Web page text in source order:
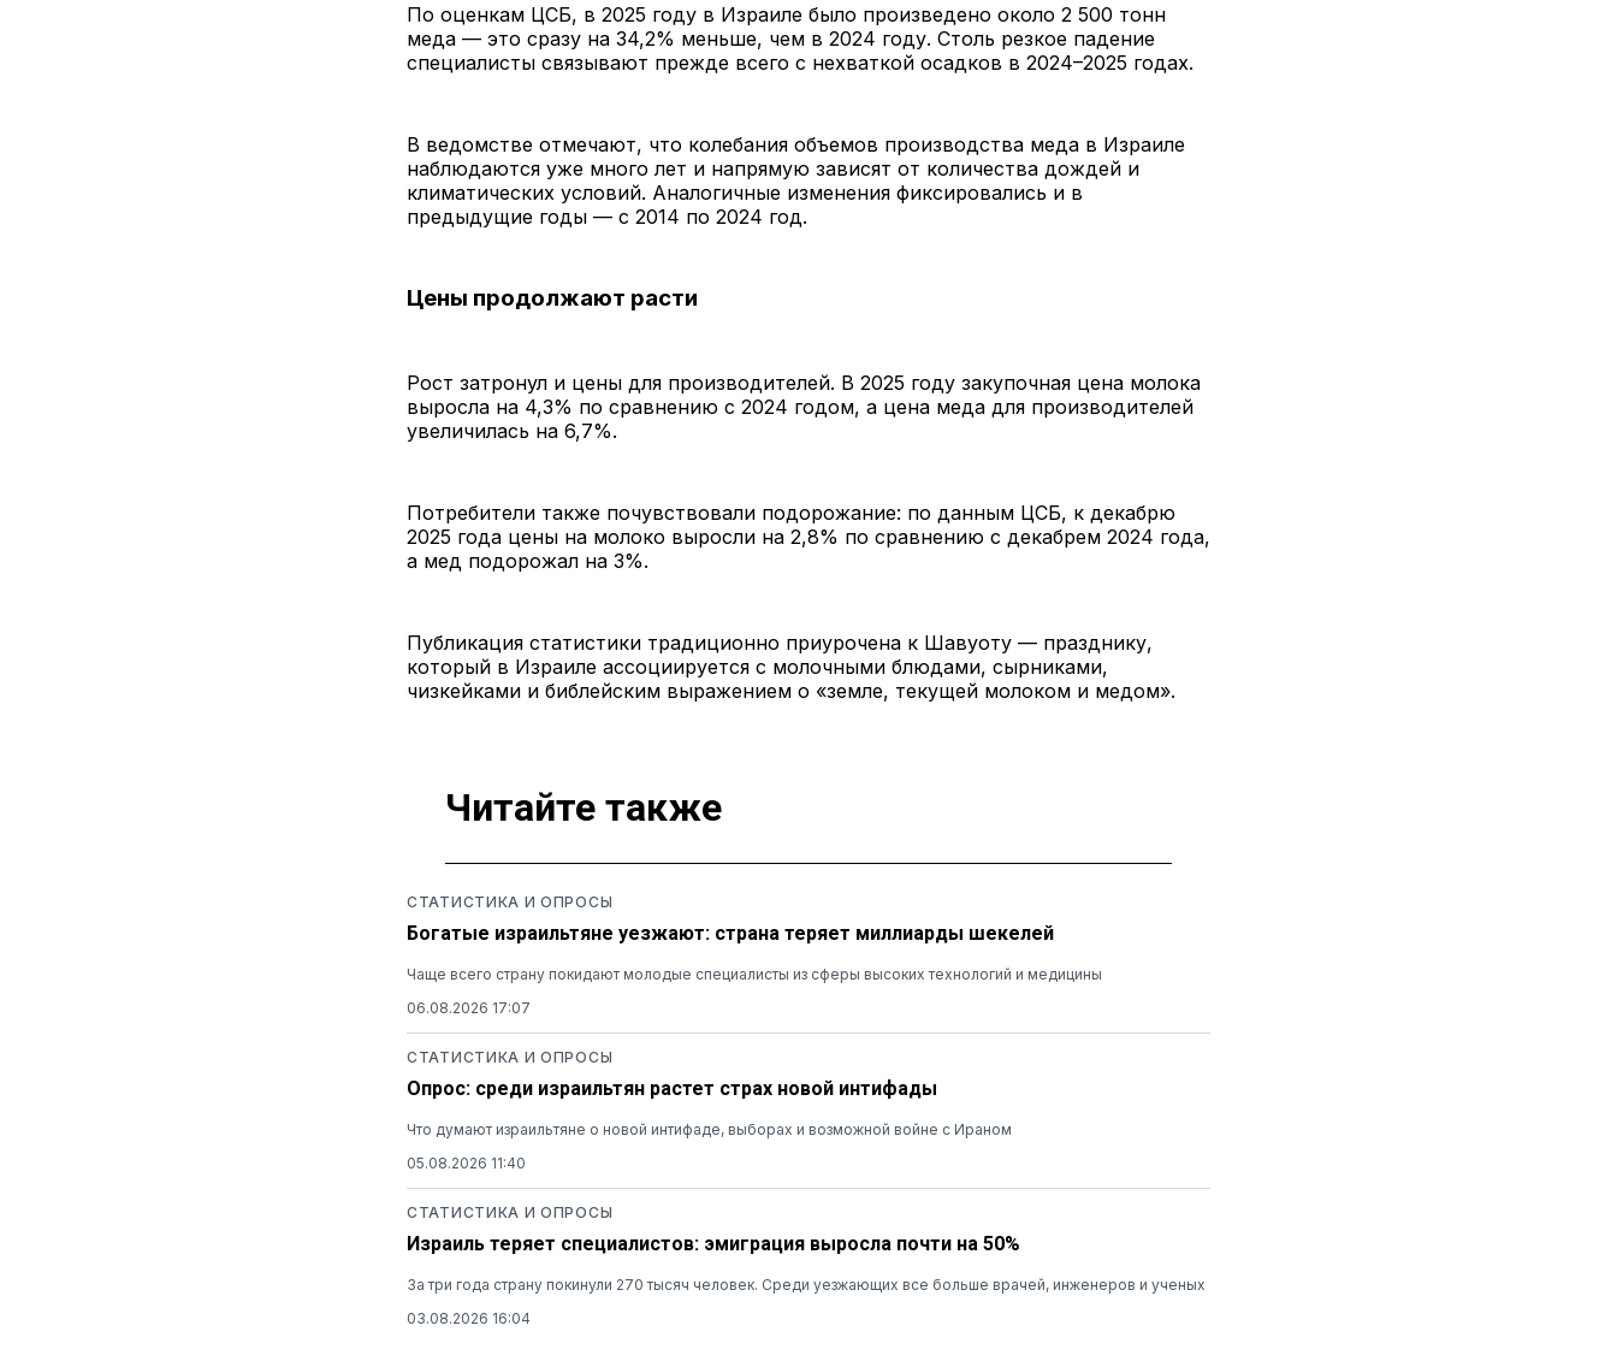
По оценкам ЦСБ, в 2025 году в Израиле было произведено около 2 500 тонн
меда — это сразу на 34,2% меньше, чем в 2024 году. Столь резкое падение
специалисты связывают прежде всего с нехваткой осадков в 2024–2025 годах.
В ведомстве отмечают, что колебания объемов производства меда в Израиле
наблюдаются уже много лет и напрямую зависят от количества дождей и
климатических условий. Аналогичные изменения фиксировались и в
предыдущие годы — с 2014 по 2024 год.
Цены продолжают расти
Рост затронул и цены для производителей. В 2025 году закупочная цена молока
выросла на 4,3% по сравнению с 2024 годом, а цена меда для производителей
увеличилась на 6,7%.
Потребители также почувствовали подорожание: по данным ЦСБ, к декабрю
2025 года цены на молоко выросли на 2,8% по сравнению с декабрем 2024 года,
а мед подорожал на 3%.
Публикация статистики традиционно приурочена к Шавуоту — празднику,
который в Израиле ассоциируется с молочными блюдами, сырниками,
чизкейками и библейским выражением о «земле, текущей молоком и медом».
Читайте также
СТАТИСТИКА И ОПРОСЫ
Богатые израильтяне уезжают: страна теряет миллиарды шекелей
Чаще всего страну покидают молодые специалисты из сферы высоких технологий и медицины
06.08.2026 17:07
СТАТИСТИКА И ОПРОСЫ
Опрос: среди израильтян растет страх новой интифады
Что думают израильтяне о новой интифаде, выборах и возможной войне с Ираном
05.08.2026 11:40
СТАТИСТИКА И ОПРОСЫ
Израиль теряет специалистов: эмиграция выросла почти на 50%
За три года страну покинули 270 тысяч человек. Среди уезжающих все больше врачей, инженеров и ученых
03.08.2026 16:04